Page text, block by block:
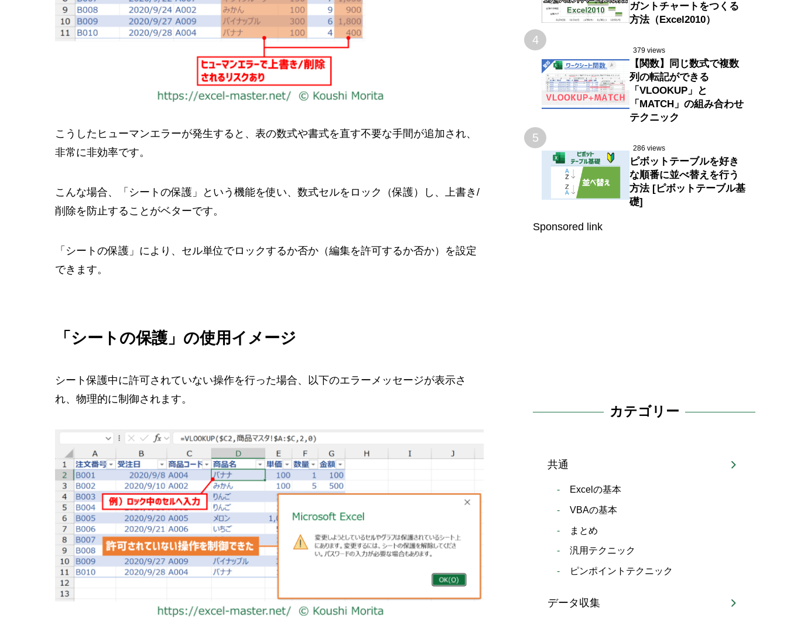
こうしたヒューマンエラーが発生すると、表の数式や書式を直す不要な手間が追加され、
非常に非効率です。
こんな場合、 「シートの保護」 という機能を使い、数式セルをロック（保護）し、上書き /
削除を防止することがベターです。
「シートの保護」により、セル単位でロックするか否か（編集を許可するか否か）を設定
できます。
「シートの保護」の使用イメージ
シート保護中に許可されていない操作を行った場合、以下のエラーメッセージが表示さ
れ、物理的に制御されます。
ガントチャートをつくる
方法（Excel2010）
4
379 views
【関数】同じ数式で複数
列の転記ができる
「VLOOKUP」と
「MATCH」の組み合わせ
テクニック
5
286 views
ピボットテーブルを好き
な順番に並べ替えを行う
方法 [ピボットテーブル基
礎]
Sponsored link
カテゴリー
共通
Excelの基本
VBAの基本
まとめ
汎用テクニック
ピンポイントテクニック
データ収集